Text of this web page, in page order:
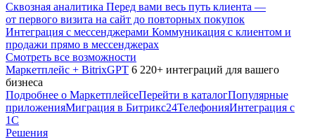
Сквозная аналитика Перед вами весь путь клиента —
от первого визита на сайт до повторных покупок
Интеграция с мессенджерами Коммуникация с клиентом и
продажи прямо в мессенджерах
Смотреть все возможности
Маркетплейс + BitrixGPT 6 220+ интеграций для вашего
бизнеса
Подробнее о МаркетплейсеПерейти в каталогПопулярные
приложенияМиграция в Битрикс24ТелефонияИнтеграция с
1С
Решения